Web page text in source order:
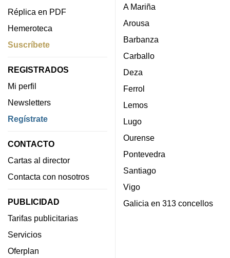
Réplica en PDF
Hemeroteca
Suscríbete
REGISTRADOS
Mi perfil
Newsletters
Regístrate
CONTACTO
Cartas al director
Contacta con nosotros
PUBLICIDAD
Tarifas publicitarias
Servicios
Oferplan
A Mariña
Arousa
Barbanza
Carballo
Deza
Ferrol
Lemos
Lugo
Ourense
Pontevedra
Santiago
Vigo
Galicia en 313 concellos